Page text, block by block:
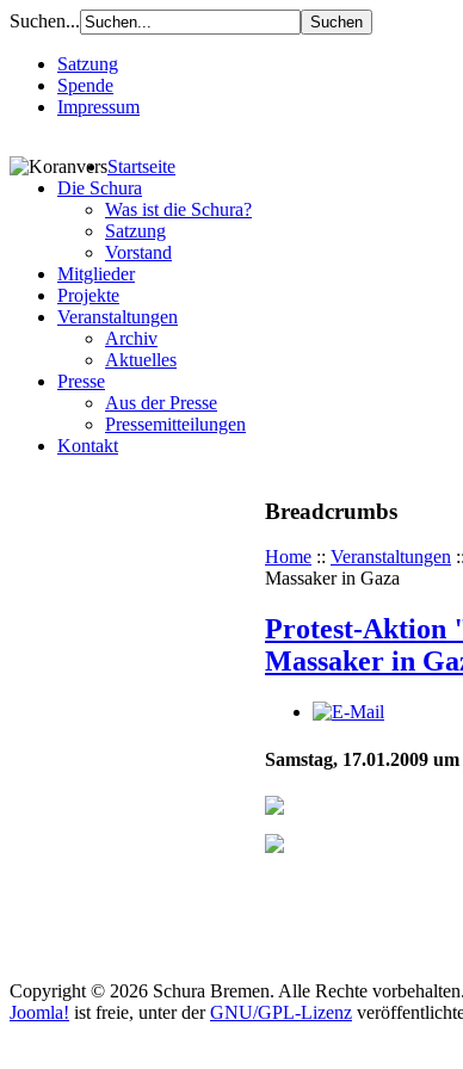
Suchen...
Satzung
Spende
Impressum
Startseite
Die Schura
Was ist die Schura?
Satzung
Vorstand
Mitglieder
Projekte
Veranstaltungen
Archiv
Aktuelles
Presse
Aus der Presse
Pressemitteilungen
Kontakt
Breadcrumbs
Home :: Veranstaltungen ::
Massaker in Gaza
Protest-Aktion
Massaker in
Samstag, 17.01.2009
Copyright © 2026 Schura Bremen. Alle Rechte vorbehalten.
Joomla! ist freie, unter derGNU/GPL-Lizenz